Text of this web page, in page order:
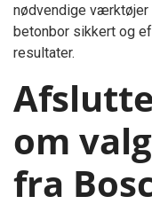
nødvendige værktøjer
betonbor sikkert og
resultater.
om
fra